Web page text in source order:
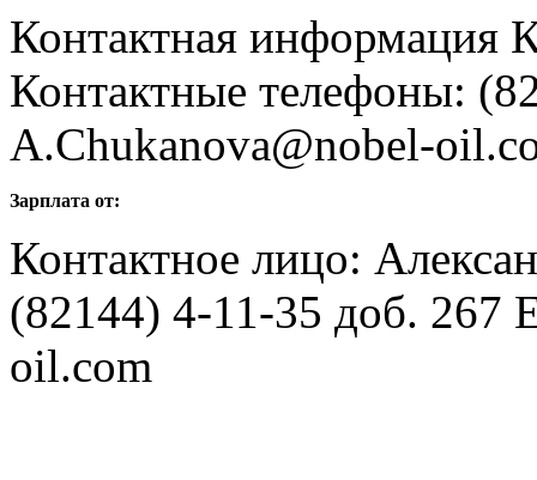
Контактная информация
Контактные телефоны:
A.Chukanova@nobel-
Зарплата от:
Контактное лицо:
(82144) 4-11-35 доб. 267
oil.com